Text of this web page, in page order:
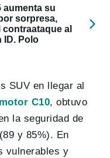
aumenta su
sorpresa,
al
ID. Polo
SUV en llegar al
C10, obtuvo
la seguridad de
y 85%). En
vulnerables y